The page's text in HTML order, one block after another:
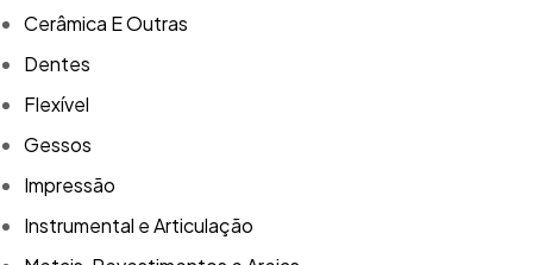
Cerâmica E Outras
Dentes
Flexível
Gessos
Impressão
Instrumental e Articulação